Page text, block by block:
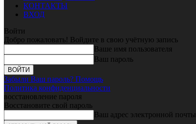
КОНТАКТЫ
ВХОД
Войти
Добро пожаловать! Войдите в свою учётную запись
Ваше имя пользователя
Ваш пароль
Забыли Ваш пароль? Помощь
Политика конфиденциальности
восстановление пароля
Восстановите свой пароль
Ваш адрес электронной почты